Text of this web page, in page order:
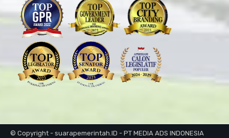
© Copyright - suarapemerintah.ID - PT MEDIA ADS INDONESIA